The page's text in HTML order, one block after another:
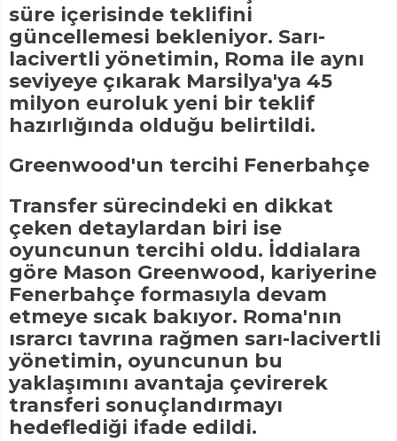
süre içerisinde teklifini
güncellemesi bekleniyor. Sarı-
lacivertli yönetimin, Roma ile aynı
seviyeye çıkarak Marsilya'ya 45
milyon euroluk yeni bir teklif
hazırlığında olduğu belirtildi.
Greenwood'un tercihi Fenerbahçe
Transfer sürecindeki en dikkat
çeken detaylardan biri ise
oyuncunun tercihi oldu. İddialara
göre Mason Greenwood, kariyerine
Fenerbahçe formasıyla devam
etmeye sıcak bakıyor. Roma'nın
ısrarcı tavrına rağmen sarı-lacivertli
yönetimin, oyuncunun bu
yaklaşımını avantaja çevirerek
transferi sonuçlandırmayı
hedeflediği ifade edildi.